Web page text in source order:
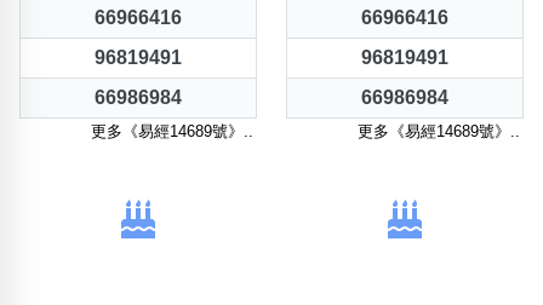
66966416
96819491
66986984
更多《易經14689號》..
66966416
96819491
66986984
更多《易經14689號》..